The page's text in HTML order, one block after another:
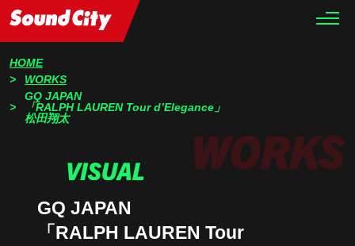
HOME
WORKS
GQ JAPAN
「RALPH LAUREN Tour d’Elegance」
松田翔太
GQ JAPAN
「RALPH LAUREN Tour